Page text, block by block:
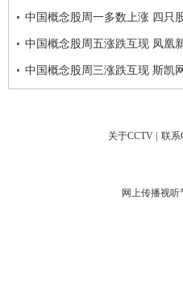
中国概念股周一多数上涨 四只
中国概念股周五涨跌互现 凤凰
中国概念股周三涨跌互现 斯凯
关于CCTV | 联系
网上传播视听